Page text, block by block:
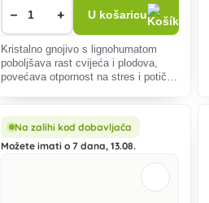
− + U košaricu
Kristalno gnojivo s lignohumatom
poboljšava rast cvijeća i plodova,
povećava otpornost na stres i potiče
Na zalihi kod dobavljača
Možete imati o 7 dana, 13.08.